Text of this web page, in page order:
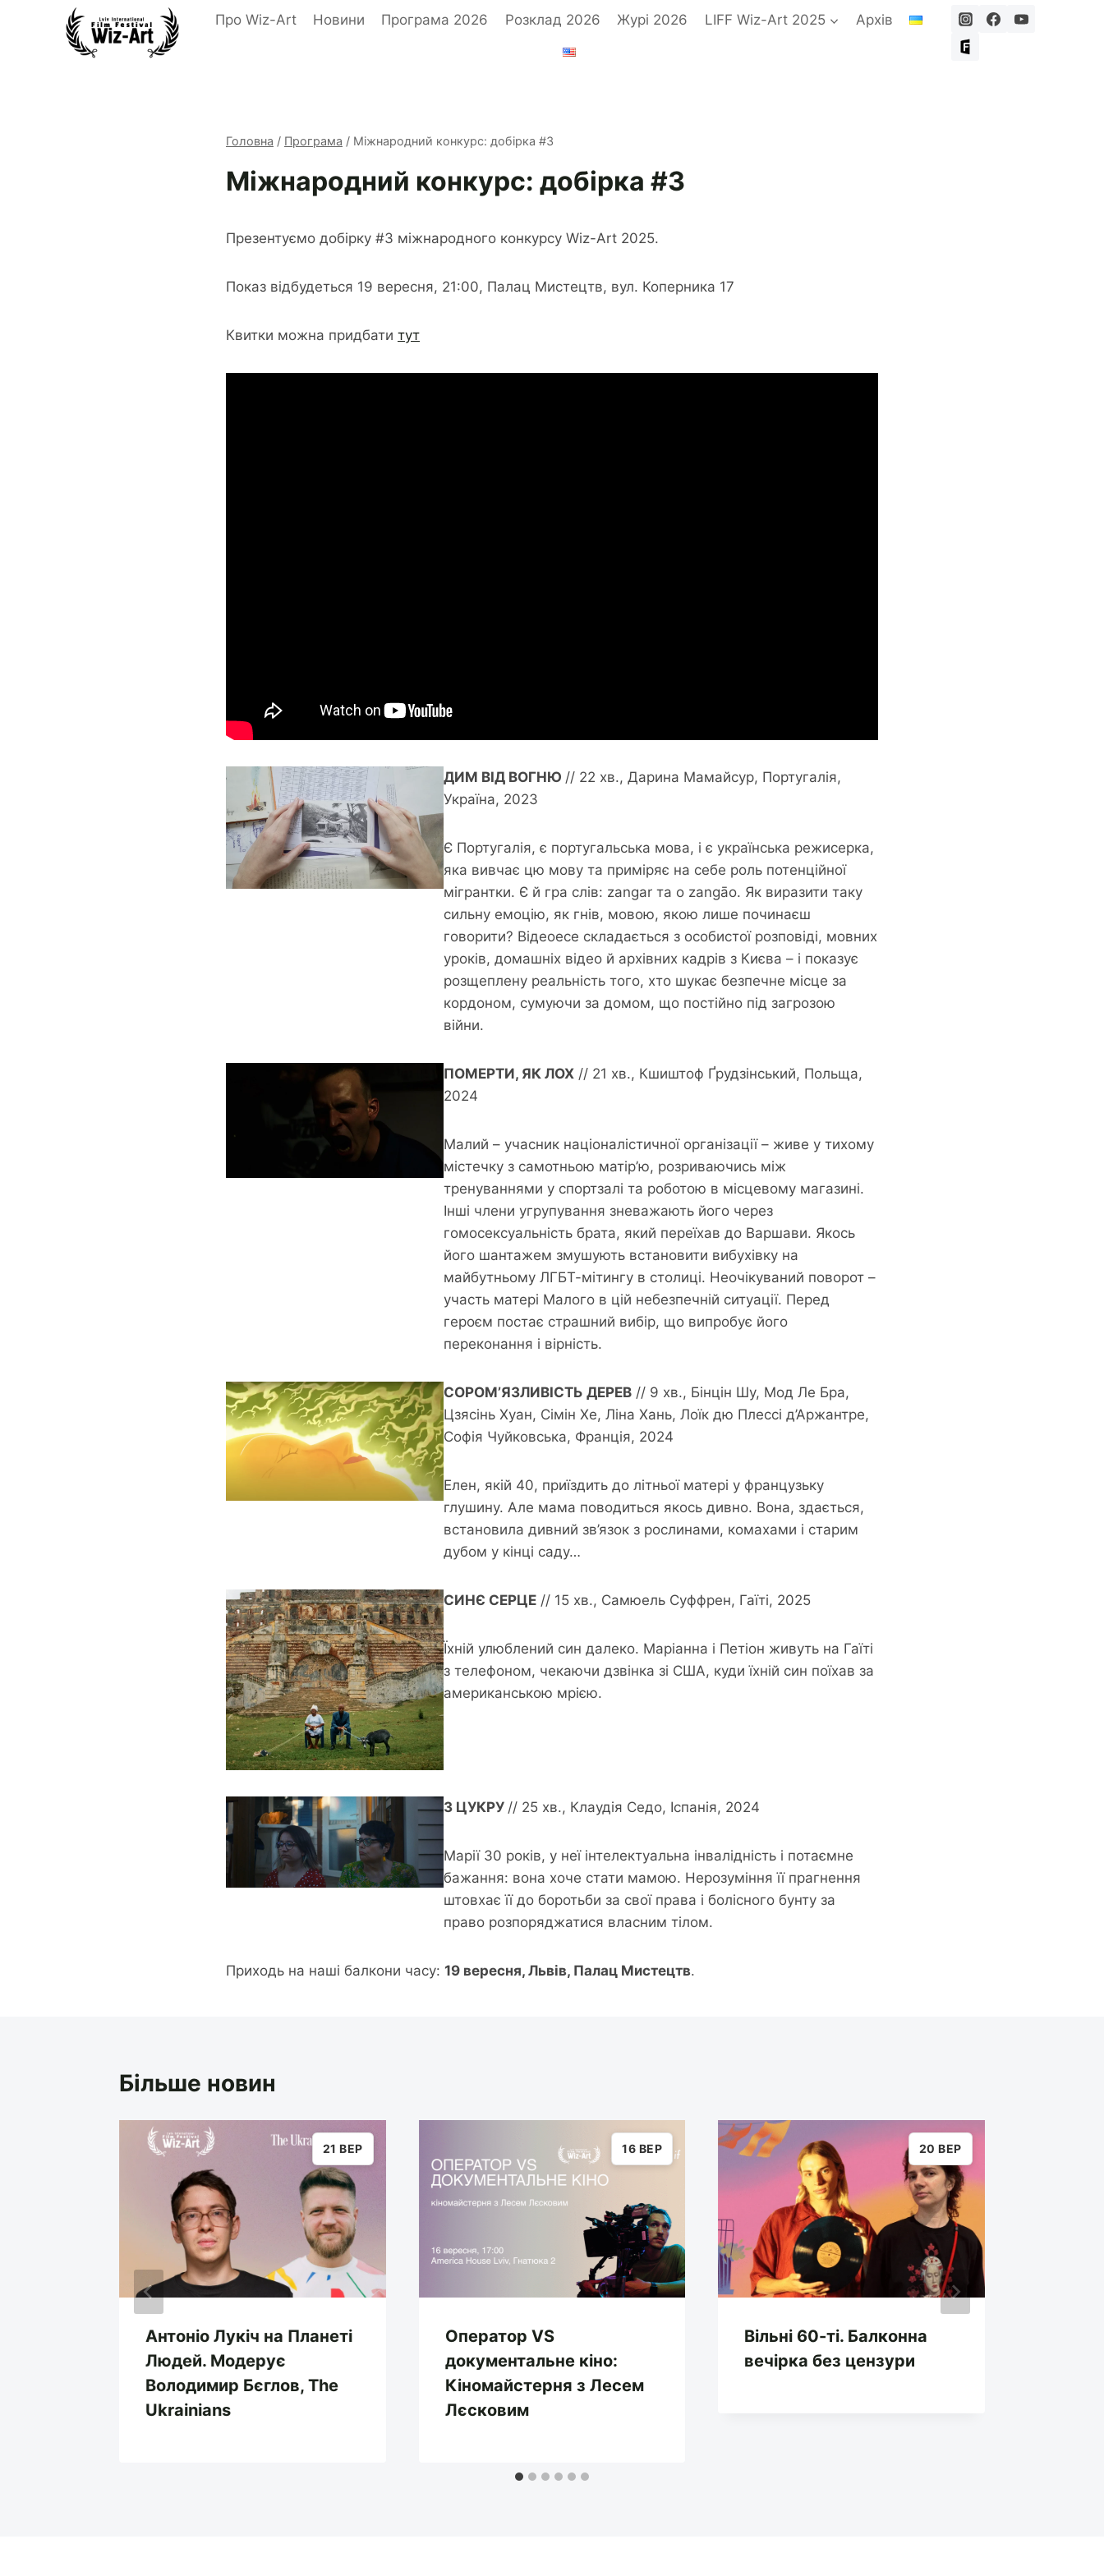
Про Wiz-Art Новини Програма 2026 Розклад 2026 Журі 2026 LIFF Wiz-Art 2025 Архів
Головна / Програма / Міжнародний конкурс: добірка #3
Міжнародний конкурс: добірка #3
Презентуємо добірку #3 міжнародного конкурсу Wiz-Art 2025.
Показ відбудеться 19 вересня, 21:00, Палац Мистецтв, вул. Коперника 17
Квитки можна придбати тут
ДИМ ВІД ВОГНЮ // 22 хв., Дарина Мамайсур, Португалія,
Україна, 2023
Є Португалія, є португальська мова, і є українська режисерка,
яка вивчає цю мову та приміряє на себе роль потенційної
мігрантки. Є й гра слів: zangar та o zangāo. Як виразити таку
сильну емоцію, як гнів, мовою, якою лише починаєш
говорити? Відеоесе складається з особистої розповіді, мовних
уроків, домашніх відео й архівних кадрів з Києва – і показує
розщеплену реальність того, хто шукає безпечне місце за
кордоном, сумуючи за домом, що постійно під загрозою
війни.
ПОМЕРТИ, ЯК ЛОХ// 21 хв., Кшиштоф Ґрудзінський, Польща,
2024
Малий – учасник націоналістичної організації – живе у тихому
містечку з самотньою матір’ю, розриваючись між
тренуваннями у спортзалі та роботою в місцевому магазині.
Інші члени угрупування зневажають його через
гомосексуальність брата, який переїхав до Варшави. Якось
його шантажем змушують встановити вибухівку на
майбутньому ЛГБТ-мітингу в столиці. Неочікуваний поворот –
участь матері Малого в цій небезпечній ситуації. Перед
героєм постає страшний вибір, що випробує його
переконання і вірність.
СОРОМʼЯЗЛИВІСТЬ ДЕРЕВ// 9 хв., Бінцін Шу, Мод Ле Бра,
Цзясінь Хуан, Сімін Хе, Ліна Хань, Лоїк дю Плессі д’Аржантре,
Софія Чуйковська, Франція, 2024
Елен, якій 40, приїздить до літньої матері у французьку
глушину. Але мама поводиться якось дивно. Вона, здається,
встановила дивний зв’язок з рослинами, комахами і старим
дубом у кінці саду…
СИНЄ СЕРЦЕ// 15 хв., Самюель Суффрен, Гаїті, 2025
Їхній улюблений син далеко. Маріанна і Петіон живуть на Гаїті
з телефоном, чекаючи дзвінка зі США, куди їхній син поїхав за
американською мрією.
З ЦУКРУ // 25 хв., Клаудія Седо, Іспанія, 2024
Марії 30 років, у неї інтелектуальна інвалідність і потаємне
бажання: вона хоче стати мамою. Нерозуміння її прагнення
штовхає її до боротьби за свої права і болісного бунту за
право розпоряджатися власним тілом.
Приходь на наші балкони часу: 19 вересня, Львів, Палац Мистецтв.
Більше новин
21 ВЕР
Антоніо Лукіч на Планеті
Людей. Модерує
Володимир Бєглов, The
Ukrainians
16 ВЕР
Оператор VS
документальне кіно:
Кіномайстерня з Лесем
Лєсковим
20 ВЕР
Вільні 60-ті. Балконна
вечірка без цензури